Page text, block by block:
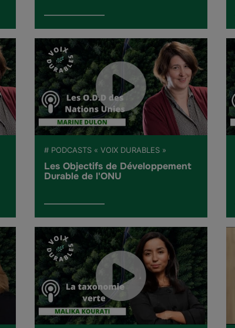
# PODCASTS « VOIX DURABLES »
Les Objectifs de Développement
Durable de l'ONU